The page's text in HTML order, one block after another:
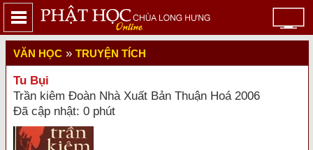
VĂN HỌC » TRUYỆN TÍCH
Tu Bụi
Trần kiêm Đoàn Nhà Xuất Bản Thuận Hoá 2006
Đã cập nhật: 0 phút